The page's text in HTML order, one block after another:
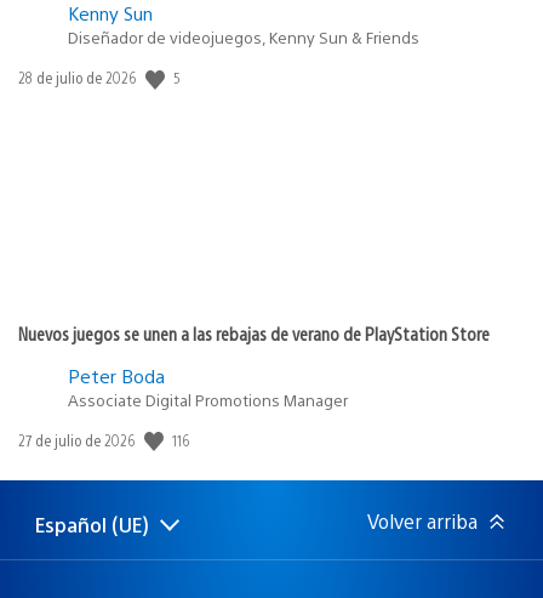
Kenny Sun
Diseñador de videojuegos, Kenny Sun & Friends
Fecha
28 de julio de 2026 5
Nuevos juegos se unen a las rebajas de verano de PlayStation Store
Peter Boda
Associate Digital Promotions Manager
Fecha
publicación:
27 de julio de 2026 116
Selecciona
una
Región
actual:
Español (UE) Volver arriba